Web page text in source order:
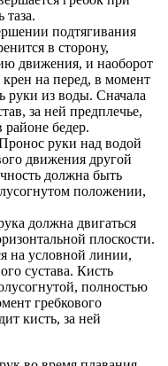
таза.
подтягивания
в сторону,
движения, и наоборот
на перед, в момент
руки из воды. Сначала
за ней предплечье,
районе бедер.
руки над водой
движения другой
должна быть
положении,
должна двигаться
плоскости.
на условной линии,
сустава. Кисть
полностью
гребкового
кисть, за ней